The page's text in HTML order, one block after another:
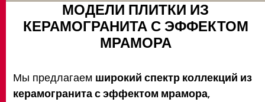
МОДЕЛИ ПЛИТКИ ИЗ
КЕРАМОГРАНИТА С ЭФФЕКТОМ
МРАМОРА
Мы предлагаем широкий спектр коллекций из
керамогранита с эффектом мрамора,